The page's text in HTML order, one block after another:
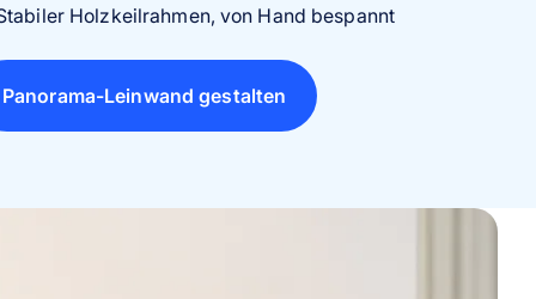
Holzkeilrahmen, von Hand bespannt
Panorama-Leinwand gestalten
Panorama-Leinwand gestalten